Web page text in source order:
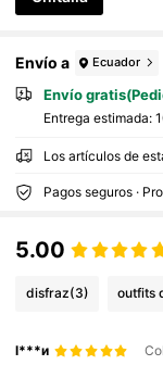
Envío a Ecuador
Envío
Entrega estimada:
Los artículos de
Pagos seguros ·
5.00
disfraz(3) outfits
l***и